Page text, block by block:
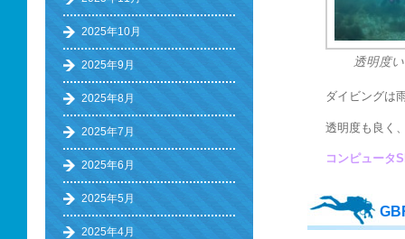
透明度
ダイビングは
透明度も良く
コンピュータ
2025年10月
2025年9月
2025年8月
2025年7月
2025年6月
2025年5月
2025年4月